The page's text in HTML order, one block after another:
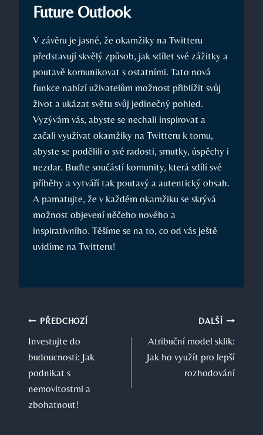
Future Outlook
V závěru je jasné, že okamžiky na Twitteru
představují skvělý způsob, jak sdílet své zážitky a
poutavě komunikovat s ostatními. Tato nová
funkce nabízí uživatelům možnost přiblížit svůj
život a ukázat světu svůj jedinečný pohled.
Vyzývám vás, abyste se nechali inspirovat a
začali využívat okamžiky na Twitteru k tomu,
abyste se podělili o své radosti, smutky, úspěchy i
nezdar. Buďte součástí komunity, která sdílí své
příběhy a vytváří tak poutavý a autentický obsah.
A pamatujte, že v každém okamžiku se skrývá
možnost objevení něčeho nového a
inspirativního. Těšíme se na to, co od vás ještě
uvidíme na Twitteru!
Navigace
pro
příspěvek
PŘEDCHOZÍ
Investujte do
budoucnosti: Jak
podnikat s
nemovitostmi a
zbohatnout!
DALŠÍ
Atribuční model sklik:
Jak ho využít pro lepší
rozhodování